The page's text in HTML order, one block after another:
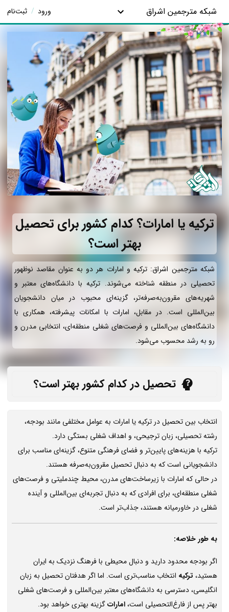
شبکه مترجمین اشراق ورود / ثبت‌نام
ترکیه یا امارات؟ کدام کشور برای تحصیل
بهتر است؟
شبکه مترجمین اشراق: ترکیه و امارات هر دو به عنوان مقاصد نوظهور
تحصیلی در منطقه شناخته می‌شوند. ترکیه با دانشگاه‌های معتبر و
شهریه‌های مقرون‌به‌صرفه‌تر، گزینه‌ای محبوب در میان دانشجویان
بین‌المللی است. در مقابل، امارات با امکانات پیشرفته، همکاری با
دانشگاه‌های بین‌المللی و فرصت‌های شغلی منطقه‌ای، انتخابی مدرن و
رو به رشد محسوب می‌شود.
تحصیل در کدام کشور بهتر است؟
انتخاب بین تحصیل در ترکیه یا امارات به عوامل مختلفی مانند بودجه،
رشته تحصیلی، زبان ترجیحی، و اهداف شغلی بستگی دارد.
ترکیه با هزینه‌های پایین‌تر و فضای فرهنگی متنوع، گزینه‌ای مناسب برای
دانشجویانی است که به دنبال تحصیل مقرون‌به‌صرفه هستند.
در حالی که امارات با زیرساخت‌های مدرن، محیط چندملیتی و فرصت‌های
شغلی منطقه‌ای، برای افرادی که به دنبال تجربه‌ای بین‌المللی و آینده
شغلی در خاورمیانه هستند، جذاب‌تر است.
به طور خلاصه:
اگر بودجه محدود دارید و دنبال محیطی با فرهنگ نزدیک به ایران
هستید، ترکیه انتخاب مناسب‌تری است. اما اگر هدفتان تحصیل به زبان
انگلیسی، دسترسی به دانشگاه‌های معتبر بین‌المللی و فرصت‌های شغلی
بهتر پس از فارغ‌التحصیلی است،اماراتگزینه بهتری خواهد بود.